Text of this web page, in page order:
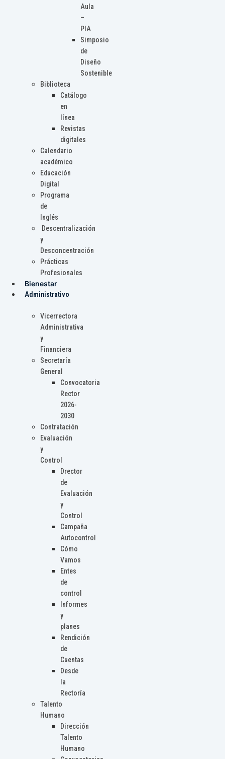
Aula
–
PIA
Simposio
de
Diseño
Sostenible
Biblioteca
Catálogo
en
línea
Revistas
digitales
Calendario
académico
Educación
Digital
Programa
de
Inglés
Descentralización
y
Desconcentración
Prácticas
Profesionales
Bienestar
Administrativo
Vicerrectora
Administrativa
y
Financiera
Secretaría
General
Convocatoria
Rector
2026-
2030
Contratación
Evaluación
y
Control
Drector
de
Evaluación
y
Control
Campaña
Autocontrol
Cómo
Vamos
Entes
de
control
Informes
y
planes
Rendición
de
Cuentas
Desde
la
Rectoría
Talento
Humano
Dirección
Talento
Humano